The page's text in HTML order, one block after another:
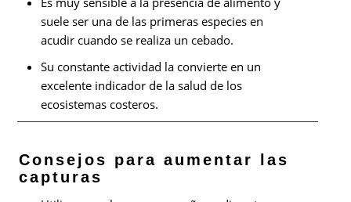
suele ser una de las primeras especies en
acudir cuando se realiza un cebado.
Su constante actividad la convierte en un
excelente indicador de la salud de los
ecosistemas costeros.
Consejos para aumentar las
capturas